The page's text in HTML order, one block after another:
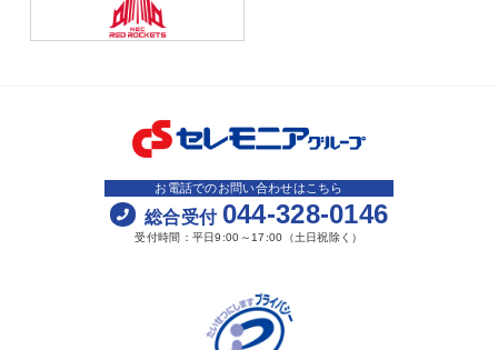
お電話でのお問い合わせはこちら
総合受付 044-328-0146
受付時間：平日9:00～17:00（土日祝除く）